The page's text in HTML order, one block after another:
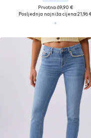
Prvotno: 69,90 €
Posljednja najniža cijena:21,96